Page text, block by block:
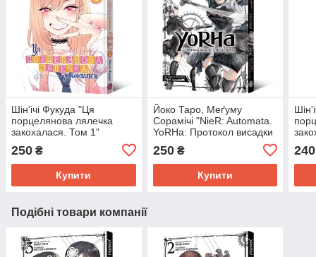
Шін'ічі Фукуда "Ця
порцелянова лялечка
закохалася. Том 1"
250 ₴
Купити
Йоко Таро, Меґуму
Сорамічі "NieR: Automata.
YoRHa: Протокол висадки
250₴
Купити
240
Подібні товари компанії